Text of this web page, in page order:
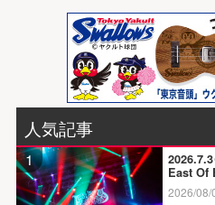
人気記事
1
East Of
2026/08/